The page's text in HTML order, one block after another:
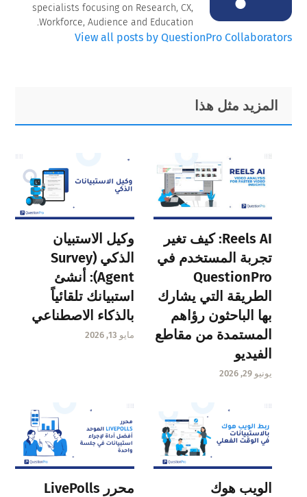
specialists focusing on Research, CX,
Workforce, Audience and Education.
View all posts by QuestionPro Collaborators
Primary
Sidebar
Footer
المزيد مثل هذا
Reels AI: كيف تغير
تجربة المستخدم في
QuestionPro
الطريقة التي يشارك
بها الباحثون رؤاهم
المستمدة من مقاطع
الفيديو
يونيو 29, 2026
وكيل الاستبيان
الذكي (Survey
Agent): أنشئ
استبيانك تلقائياً
بالذكاء الاصطناعي
مايو 13, 2026
الويب هوك
محرر LivePolls